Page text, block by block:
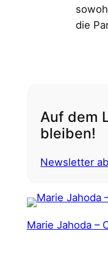
die
Auf dem
bleiben!
Newsletter
Marie Jahoda –